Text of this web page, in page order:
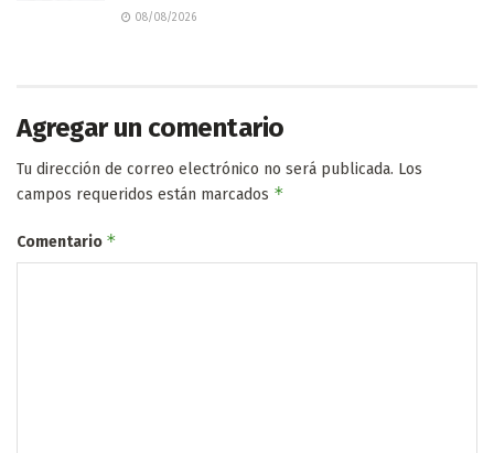
08/08/2026
Agregar un comentario
Tu dirección de correo electrónico no será publicada. Los
campos requeridos están marcados *
Comentario *